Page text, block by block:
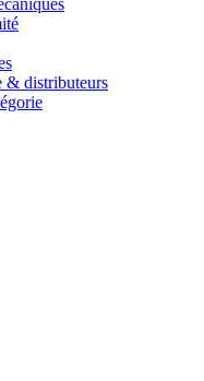
& distributeurs